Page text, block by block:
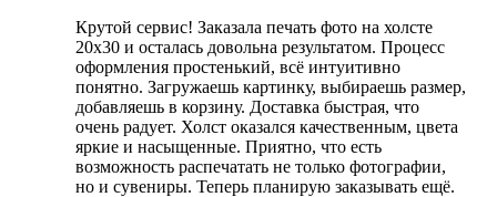
Крутой сервис! Заказала печать фото на холсте
20х30 и осталась довольна результатом. Процесс
оформления простенький, всё интуитивно
понятно. Загружаешь картинку, выбираешь размер,
добавляешь в корзину. Доставка быстрая, что
очень радует. Холст оказался качественным, цвета
яркие и насыщенные. Приятно, что есть
возможность распечатать не только фотографии,
но и сувениры. Теперь планирую заказывать ещё.